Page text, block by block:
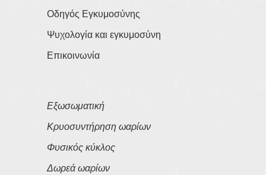
Οδηγός Εγκυμοσύνης
Ψυχολογία και εγκυμοσύνη
Επικοινωνία
Εξωσωματική
Κρυοσυντήρηση ωαρίων
Φυσικός κύκλος
Δωρεά ωαρίων